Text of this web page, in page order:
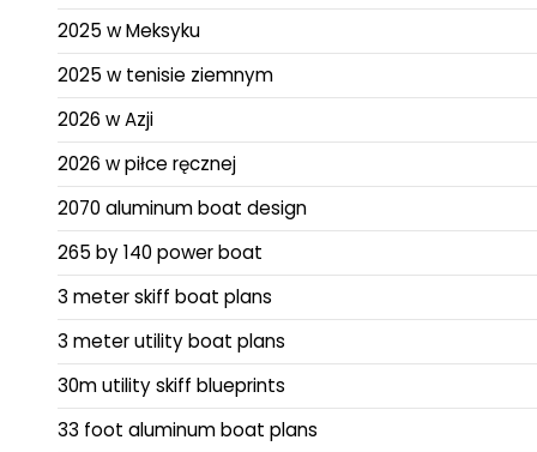
2025 w Meksyku
2025 w tenisie ziemnym
2026 w Azji
2026 w piłce ręcznej
2070 aluminum boat design
265 by 140 power boat
3 meter skiff boat plans
3 meter utility boat plans
30m utility skiff blueprints
33 foot aluminum boat plans